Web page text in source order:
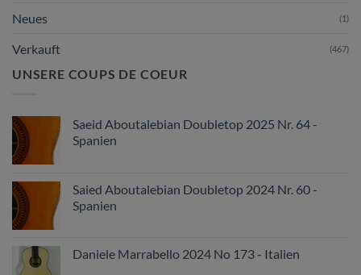
Neues (1)
Verkauft (467)
UNSERE COUPS DE COEUR
Saeid Aboutalebian Doubletop 2025 Nr. 64 -
Spanien
Saied Aboutalebian Doubletop 2024 Nr. 60 -
Spanien
Daniele Marrabello 2024 No 173 - Italien